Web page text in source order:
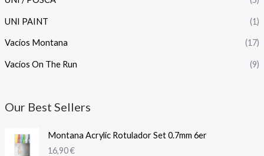
UNI PAINT (1)
Vacíos Montana (17)
Vacíos On The Run (9)
Our Best Sellers
Montana Acrylic Rotulador Set 0.7mm 6er
16,90€